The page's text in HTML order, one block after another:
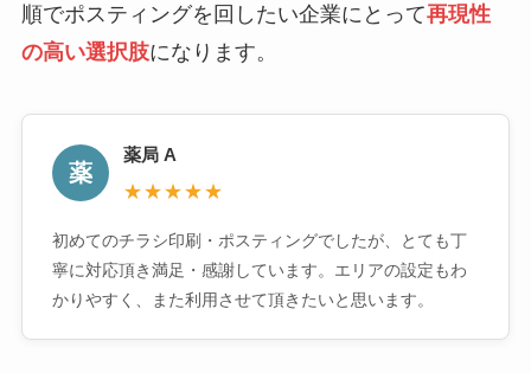
順でポスティングを回したい企業にとって再現性
の高い選択肢になります。
薬
薬局 A
★★★★★
初めてのチラシ印刷・ポスティングでしたが、とても丁
寧に対応頂き満足・感謝しています。エリアの設定もわ
かりやすく、また利用させて頂きたいと思います。